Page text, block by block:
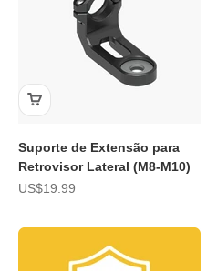
Suporte de Extensão para
Retrovisor Lateral (M8-M10)
Preço de promoção
US$19.99